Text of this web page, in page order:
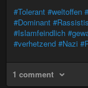
#Tolerant #weltoffen
#Dominant
#Islamfeindlich
#verhetzend #Nazi
1 comment